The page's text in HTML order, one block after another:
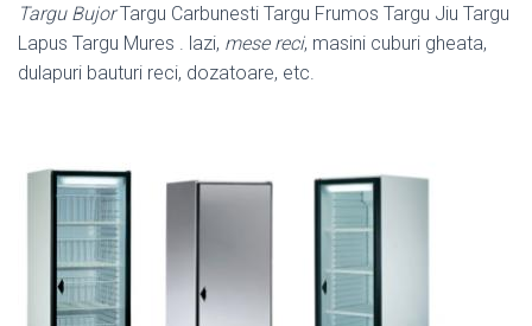
Targu BujorTargu Carbunesti Targu Frumos Targu Jiu Targu
Lapus Targu Mures . lazi, mese reci, masini cuburi gheata,
dulapuri bauturi reci, dozatoare, etc.